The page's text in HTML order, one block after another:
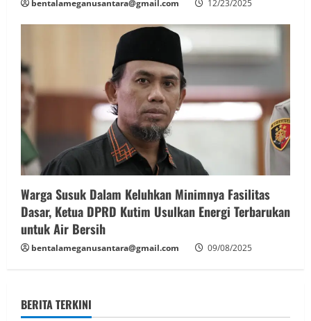
bentalameganusantara@gmail.com 12/23/2025
Warga Susuk Dalam Keluhkan Minimnya Fasilitas
Dasar, Ketua DPRD Kutim Usulkan Energi Terbarukan
untuk Air Bersih
bentalameganusantara@gmail.com 09/08/2025
BERITA TERKINI